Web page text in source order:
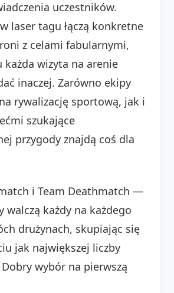
uczestników.
laser tagu łączą konkretne
z celami fabularnymi,
każda wizyta na arenie
inaczej. Zarówno ekipy
rywalizację sportową, jak i
szukające
przygody znajdą coś dla
i Team Deathmatch —
walczą każdy na każdego
drużynach, skupiając się
jak największej liczby
wybór na pierwszą